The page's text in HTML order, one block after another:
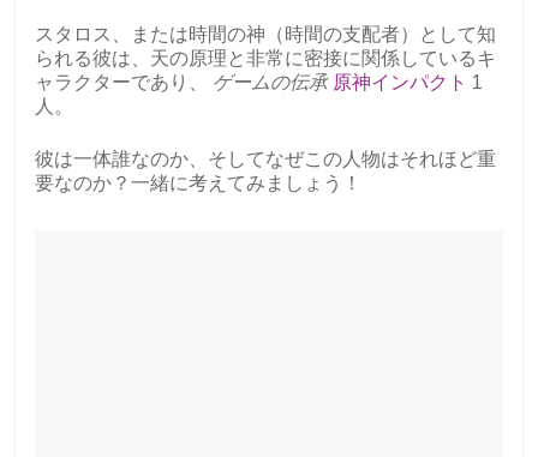
スタロス、または時間の神（時間の支配者）として知
られる彼は、天の原理と非常に密接に関係しているキ
ャラクターであり、 ゲームの伝承 原神インパクト 1
人。
彼は一体誰なのか、そしてなぜこの人物はそれほど重
要なのか？一緒に考えてみましょう！